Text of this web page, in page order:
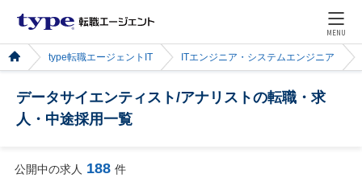
MENU
type転職エージェントIT ITエンジニア・システムエンジニア
データサイエンティスト/アナリストの転職・求
人・中途採用一覧
公開中の求人 188 件